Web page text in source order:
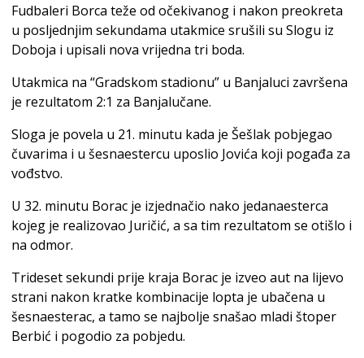
Fudbaleri Borca teže od očekivanog i nakon preokreta
u posljednjim sekundama utakmice srušili su Slogu iz
Doboja i upisali nova vrijedna tri boda.
Utakmica na “Gradskom stadionu” u Banjaluci završena
je rezultatom 2:1 za Banjalučane.
Sloga je povela u 21. minutu kada je Šešlak pobjegao
čuvarima i u šesnaestercu uposlio Jovića koji pogađa za
vođstvo.
U 32. minutu Borac je izjednačio nako jedanaesterca
kojeg je realizovao Juričić, a sa tim rezultatom se otišlo i
na odmor.
Trideset sekundi prije kraja Borac je izveo aut na lijevo
strani nakon kratke kombinacije lopta je ubačena u
šesnaesterac, a tamo se najbolje snašao mladi štoper
Berbić i pogodio za pobjedu.